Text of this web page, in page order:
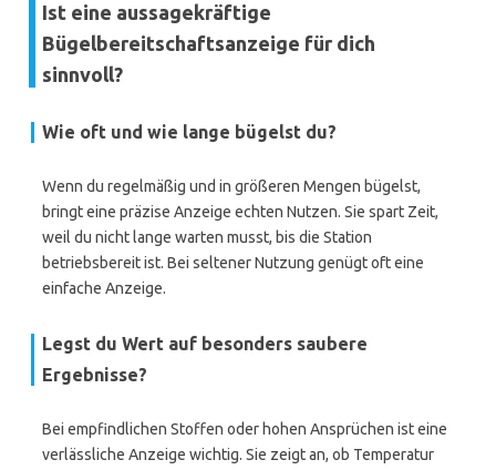
Ist eine aussagekräftige
Bügelbereitschaftsanzeige für dich
sinnvoll?
Wie oft und wie lange bügelst du?
Wenn du regelmäßig und in größeren Mengen bügelst,
bringt eine präzise Anzeige echten Nutzen. Sie spart Zeit,
weil du nicht lange warten musst, bis die Station
betriebsbereit ist. Bei seltener Nutzung genügt oft eine
einfache Anzeige.
Legst du Wert auf besonders saubere
Ergebnisse?
Bei empfindlichen Stoffen oder hohen Ansprüchen ist eine
verlässliche Anzeige wichtig. Sie zeigt an, ob Temperatur